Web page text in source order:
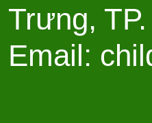
Trưng,
Email: